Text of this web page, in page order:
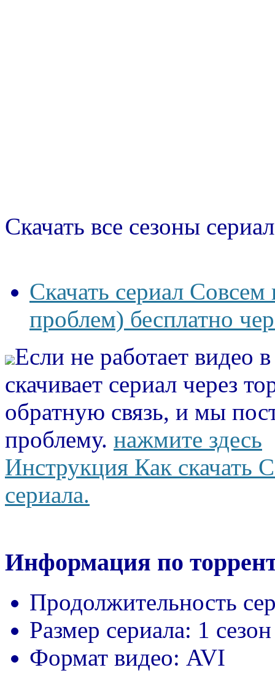
Скачать все сезоны
Скачать сериал
проблем) бесплатно
Если не работает видео
скачивает сериал через
обратную связь, и мы
проблему. нажмите здесь
Инструкция Как скачать
сериала.
Информация по
Продолжительность
Размер сериала: 1
Формат видео: AVI